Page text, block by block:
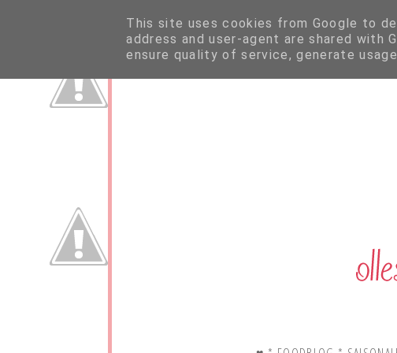
This site uses cookies from Google to
address and user-agent are shared with
ensure quality of service, generate